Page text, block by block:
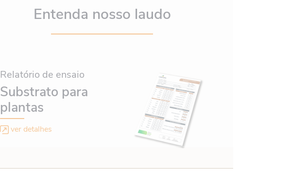
Entenda nosso laudo
Relatório de ensaio
Substrato para
plantas
ver detalhes